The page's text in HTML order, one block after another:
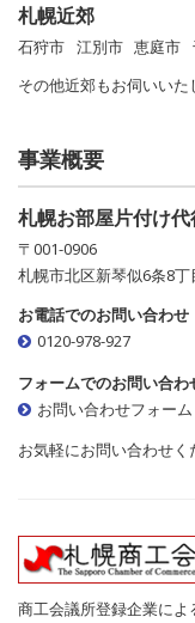
札幌近郊
石狩市 江別市 恵庭市
その他近郊もお伺いいた
事業概要
札幌お部屋片付け
〒001-0906
札幌市北区新琴似6条8丁
お電話でのお問い合わせ
0120-978-927
フォームでのお問い合わ
お問い合わせフォーム
お気軽にお問い合わせく
商工会議所登録企業によ